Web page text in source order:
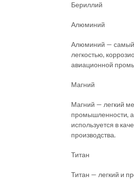
Бериллий
Алюминий
Алюминий — самый
легкостью,
авиационной
Магний
Магний — легкий
промышленности,
используется в
производства.
Титан
Титан — легкий и